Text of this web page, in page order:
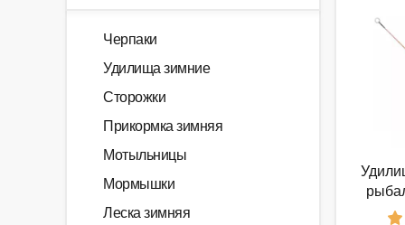
Черпаки
Удилища зимние
Сторожки
Прикормка зимняя
Мотыльницы
Мормышки
Леска зимняя